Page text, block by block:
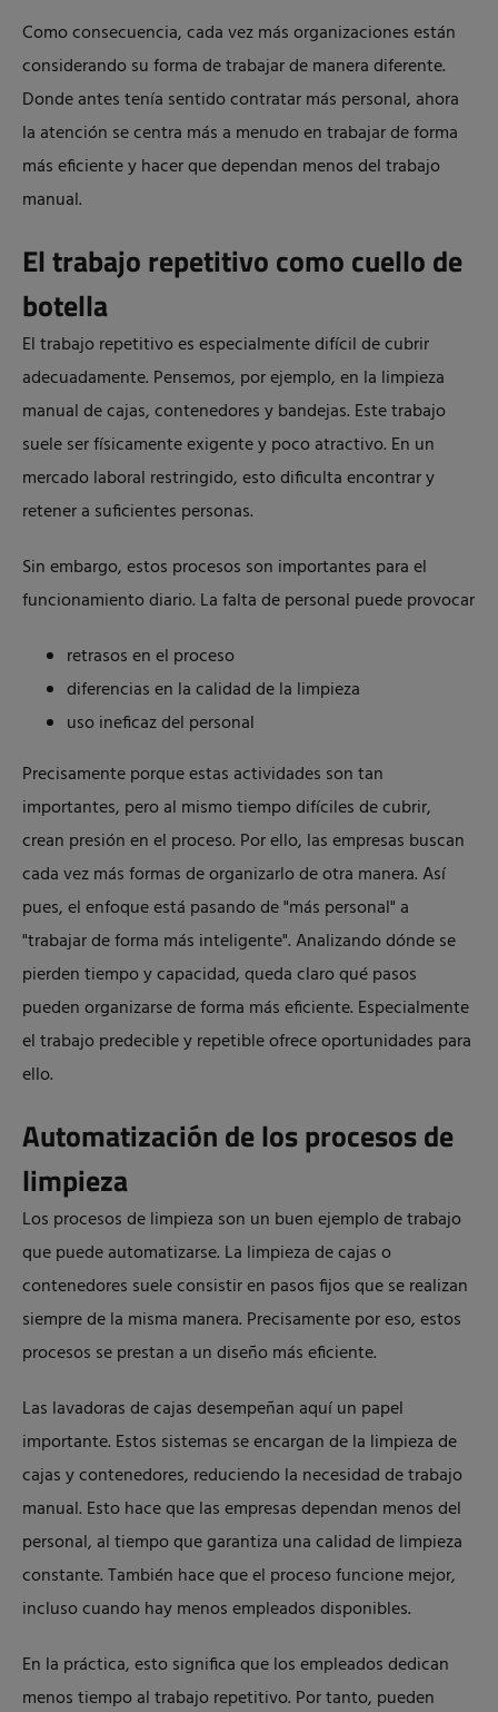
Como consecuencia, cada vez más organizaciones están
considerando su forma de trabajar de manera diferente.
Donde antes tenía sentido contratar más personal, ahora
la atención se centra más a menudo en trabajar de forma
más eficiente y hacer que dependan menos del trabajo
manual.
El trabajo repetitivo como cuello de
botella
El trabajo repetitivo es especialmente difícil de cubrir
adecuadamente. Pensemos, por ejemplo, en la limpieza
manual de cajas, contenedores y bandejas. Este trabajo
suele ser físicamente exigente y poco atractivo. En un
mercado laboral restringido, esto dificulta encontrar y
retener a suficientes personas.
Sin embargo, estos procesos son importantes para el
funcionamiento diario. La falta de personal puede provocar
retrasos en el proceso
diferencias en la calidad de la limpieza
uso ineficaz del personal
Precisamente porque estas actividades son tan
importantes, pero al mismo tiempo difíciles de cubrir,
crean presión en el proceso. Por ello, las empresas buscan
cada vez más formas de organizarlo de otra manera. Así
pues, el enfoque está pasando de "más personal" a
"trabajar de forma más inteligente". Analizando dónde se
pierden tiempo y capacidad, queda claro qué pasos
pueden organizarse de forma más eficiente. Especialmente
el trabajo predecible y repetible ofrece oportunidades para
ello.
Automatización de los procesos de
limpieza
Los procesos de limpieza son un buen ejemplo de trabajo
que puede automatizarse. La limpieza de cajas o
contenedores suele consistir en pasos fijos que se realizan
siempre de la misma manera. Precisamente por eso, estos
procesos se prestan a un diseño más eficiente.
Las lavadoras de cajas desempeñan aquí un papel
importante. Estos sistemas se encargan de la limpieza de
cajas y contenedores, reduciendo la necesidad de trabajo
manual. Esto hace que las empresas dependan menos del
personal, al tiempo que garantiza una calidad de limpieza
constante. También hace que el proceso funcione mejor,
incluso cuando hay menos empleados disponibles.
En la práctica, esto significa que los empleados dedican
menos tiempo al trabajo repetitivo. Por tanto, pueden